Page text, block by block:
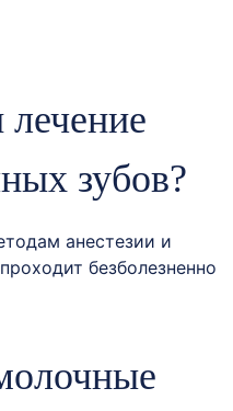
зубов?
анестезии и
безболезненно